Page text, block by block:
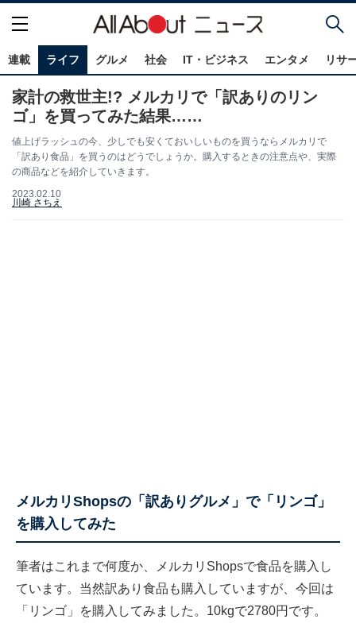
連載 ライフ グルメ 社会 IT・ビジネス エンタメ リサ
家計の救世主!? メルカリで「訳ありのリン
ゴ」を買ってみた結果……
値上げラッシュの今、少しでも安くておいしいものを買うならメルカリで
「訳あり食品」を買うのはどうでしょうか。購入するときの注意点や、実際
の商品などを紹介していきます。
2023.02.10
川崎 さちえ
メルカリShopsの「訳ありグルメ」で「リンゴ」
を購入してみた
筆者はこれまで何度か、メルカリShopsで食品を購入し
ています。当然訳あり食品も購入していますが、今回は
「リンゴ」を購入してみました。10kgで2780円です。